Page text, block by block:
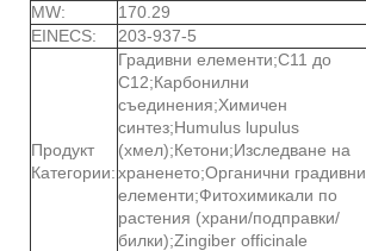
MW:
170.29
EINECS:
203-937-5
Продукт
Категории:
Градивни елементи;C11 до
C12;Карбонилни
съединения;Химичен
синтез;Humulus lupulus
(хмел);Кетони;Изследване на
храненето;Органични градивни
елементи;Фитохимикали по
растения (храни/подправки/
билки);Zingiber officinale